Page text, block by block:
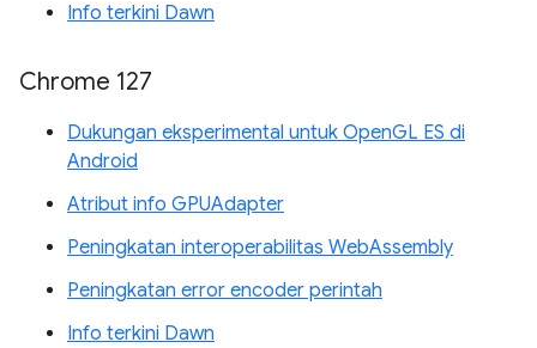
Info terkini Dawn
Chrome 127
Dukungan eksperimental untuk OpenGL ES di
Android
Atribut info GPUAdapter
Peningkatan interoperabilitas WebAssembly
Peningkatan error encoder perintah
Info terkini Dawn